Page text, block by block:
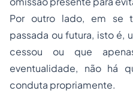
Por outro lado, em se
passada ou futura, isto é,
cessou ou que
eventualidade, não há
conduta propriamente.